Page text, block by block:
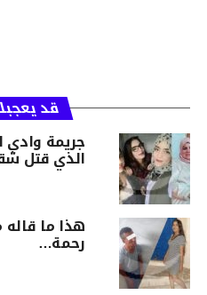
قد
جريمة وادي
الذي قتل
هذا ما
رحمة…